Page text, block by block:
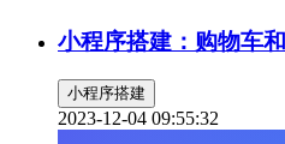
小程序搭建：购物车
小程序搭建
2023-12-04 09:55:32